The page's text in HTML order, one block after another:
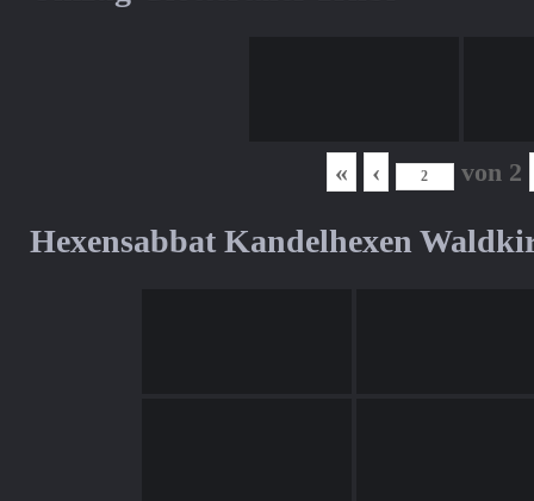
« ‹ von 2
Hexensabbat Kandelhexen